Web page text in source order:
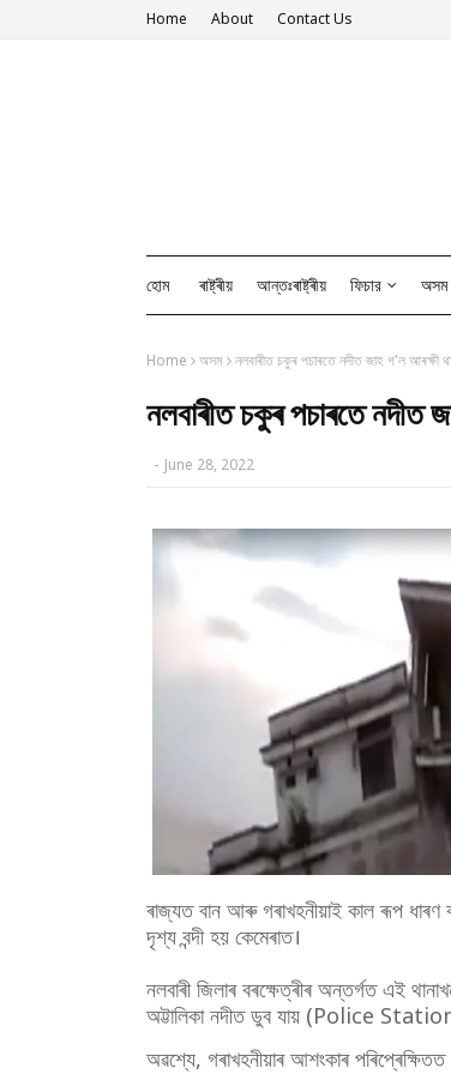
Home About Contact Us
হোম ৰাষ্ট্ৰীয় আন্তঃৰাষ্ট্ৰীয় ফিচার অসম
Home অসম নল‍বাৰীত চকুৰ পচাৰতে নদীত জাহ গ'ল আৰক্ষী
নল‍বাৰীত চকুৰ পচাৰতে নদীত
- June 28, 2022
ৰাজ্যত বান আৰু গৰাখহনীয়াই কাল ৰূপ ধাৰণ
দৃশ্য বন্দী হয় কেমেৰাত।
নলবাৰী জিলাৰ বৰক্ষেত্ৰীৰ অন্তৰ্গত এই
অট্টালিকা নদীত ডুব যায় (Police
অৱশ্যে, গৰাখহনীয়াৰ আশংকাৰ পৰিপ্ৰেক্ষিতত